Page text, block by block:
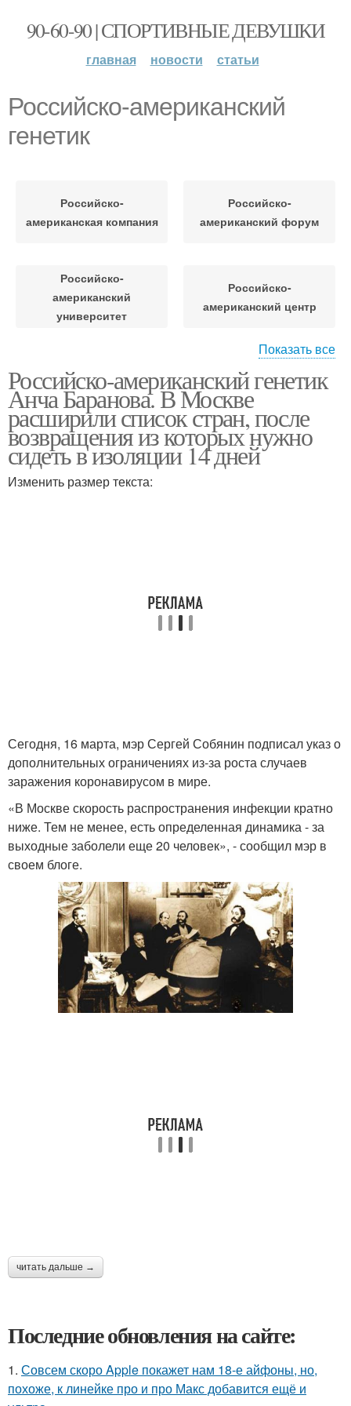
90-60-90 | СПОРТИВНЫЕ ДЕВУШКИ
главная новости статьи
Российско-американский
генетик
Российско-
американская компания
Российско-
американский форум
Российско-
американский
университет
Российско-
американский центр
Российско-
американский саммит
Российско-
американский совет
Показать все
Российско-американский генетик
Анча Баранова. В Москве
расширили список стран, после
возвращения из которых нужно
сидеть в изоляции 14 дней
Изменить размер текста:
Сегодня, 16 марта, мэр Сергей Собянин подписал указ о
дополнительных ограничениях из-за роста случаев
заражения коронавирусом в мире.
«В Москве скорость распространения инфекции кратно
ниже. Тем не менее, есть определенная динамика - за
выходные заболели еще 20 человек», - сообщил мэр в
своем блоге.
читать дальше →
Последние обновления на сайте:
1. Совсем скоро Apple покажет нам 18-е айфоны, но,
похоже, к линейке про и про Макс добавится ещё и